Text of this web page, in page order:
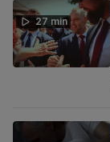
27 min